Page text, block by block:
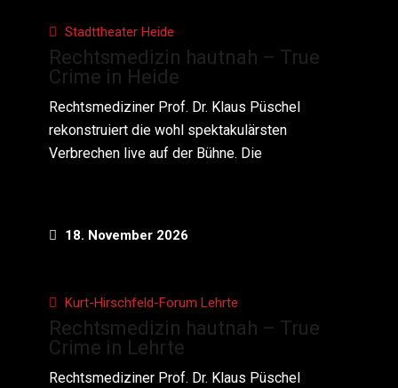
Stadttheater Heide
Rechtsmedizin hautnah – True
Crime in Heide
Rechtsmediziner Prof. Dr. Klaus Püschel
rekonstruiert die wohl spektakulärsten
Verbrechen live auf der Bühne. Die
18. November 2026
Kurt-Hirschfeld-Forum Lehrte
Rechtsmedizin hautnah – True
Crime in Lehrte
Rechtsmediziner Prof. Dr. Klaus Püschel